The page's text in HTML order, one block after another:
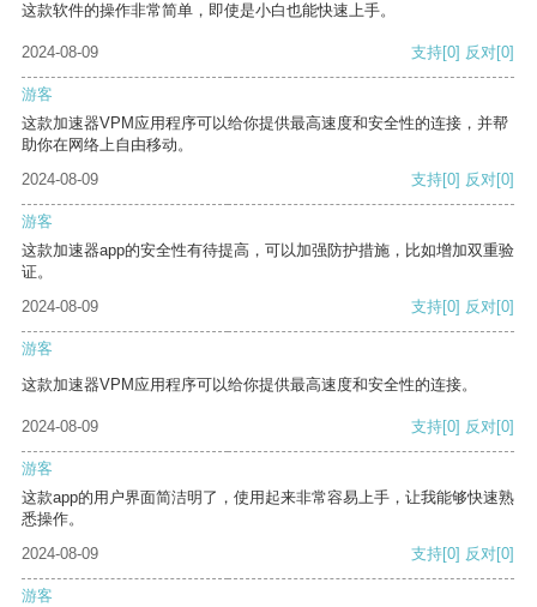
这款软件的操作非常简单，即使是小白也能快速上手。
2024-08-09 支持[0] 反对[0]
游客
这款加速器VPM应用程序可以给你提供最高速度和安全性的连接，并帮
助你在网络上自由移动。
2024-08-09
支持[0] 反对[0]
游客
这款加速器app的安全性有待提高，可以加强防护措施，比如增加双重验
证。
2024-08-09
支持[0] 反对[0]
游客
这款加速器VPM应用程序可以给你提供最高速度和安全性的连接。
2024-08-09 支持[0] 反对[0]
游客
这款app的用户界面简洁明了，使用起来非常容易上手，让我能够快速熟
悉操作。
2024-08-09
支持[0] 反对[0]
游客